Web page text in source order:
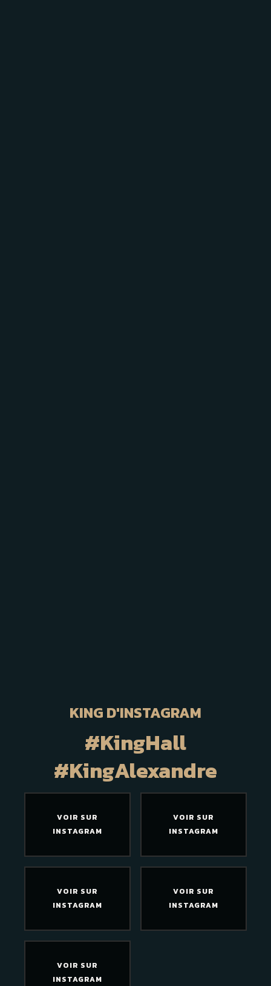
KING D'INSTAGRAM
#KingHall
#KingAlexandre
VOIR SUR
INSTAGRAM
VOIR SUR
INSTAGRAM
VOIR SUR
INSTAGRAM
VOIR SUR
INSTAGRAM
VOIR SUR
INSTAGRAM